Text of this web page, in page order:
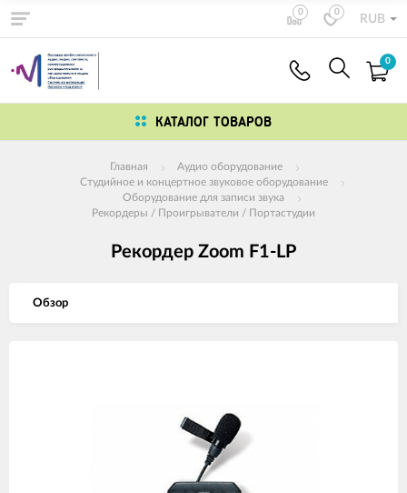
0 0
RUB
0
КАТАЛОГ ТОВАРОВ
Главная
Аудио оборудование
Студийное и концертное звуковое оборудование
Оборудование для записи звука
Рекордеры / Проигрыватели / Портастудии
Рекордер Zoom F1-LP
Обзор